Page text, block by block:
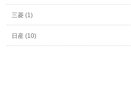
三菱 (1)
日産 (10)